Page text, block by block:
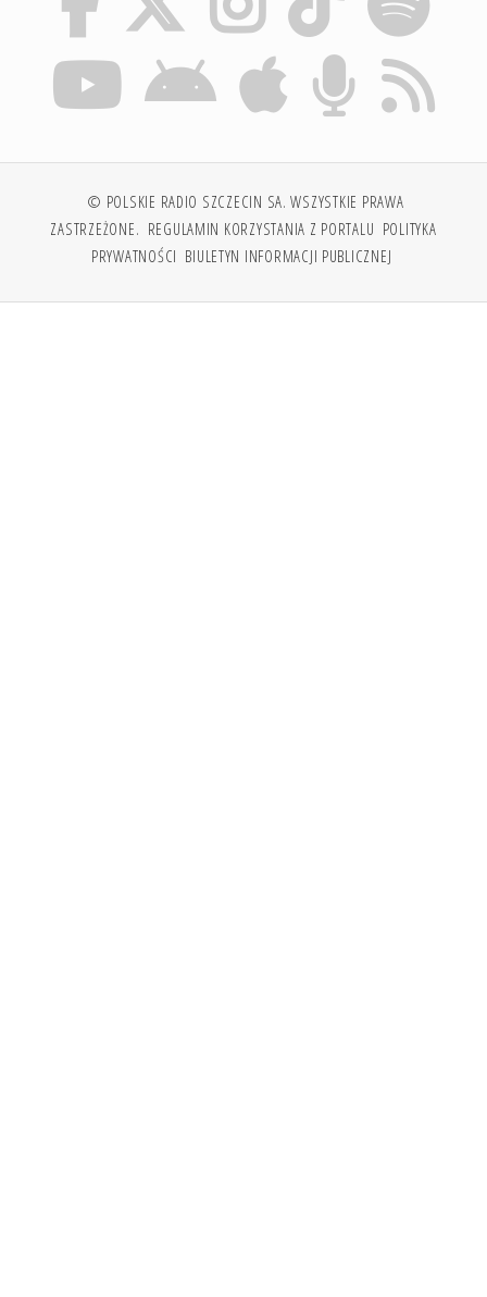
© POLSKIE RADIO SZCZECIN SA. WSZYSTKIE PRAWA
ZASTRZEŻONE. REGULAMIN KORZYSTANIA Z PORTALU POLITYKA
PRYWATNOŚCI BIULETYN INFORMACJI PUBLICZNEJ